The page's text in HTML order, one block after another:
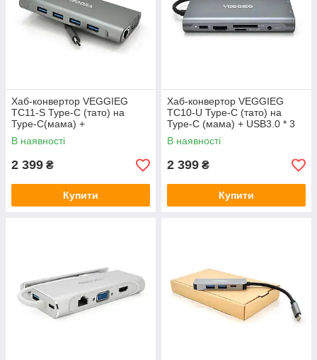
Хаб-конвертор VEGGIEG
TC11-S Type-C (тато) на
Type-C(мама) +
USB3.0*3(мама) +
HDMI(мама) + jack3.5(мама)
В наявності
2 399 ₴
Купити
Хаб-конвертор VEGGIEG
TC10-U Type-C (тато) на
Type-C (мама) + USB3.0 * 3
(мама) + HDMI (мама) + VGA
(мама) + SD / TF + RJ45, 10
В наявності
2 399 ₴
Купити